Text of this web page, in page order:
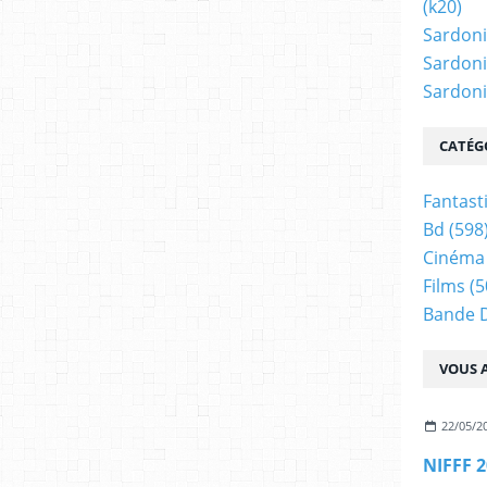
VOUS
22/05/
(k20)
Bd
Cinéma
Films
Bande